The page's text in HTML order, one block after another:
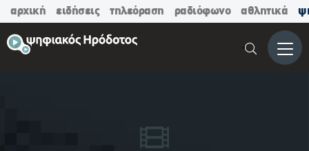
αρχική ειδήσεις τηλεόραση ραδιόφωνο αθλητικά
Μενού